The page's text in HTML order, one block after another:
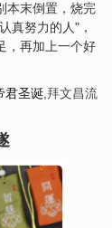
本末倒置，烧完
真努力的人"，
，再加上一个好
君圣诞,拜文昌流